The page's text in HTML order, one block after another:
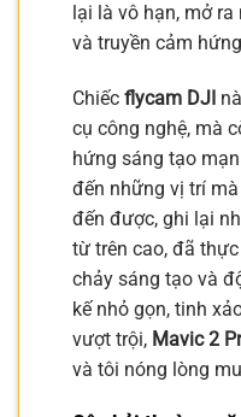
lại là vô hạn, mở
và truyền cảm
Chiếc flycam DJI
cụ công nghệ, mà
hứng sáng tạo
đến những vị trí
đến được, ghi lại
từ trên cao, đã
chảy sáng tạo và
kế nhỏ gọn, tinh
vượt trội, Mavic 2
và tôi nóng lòng